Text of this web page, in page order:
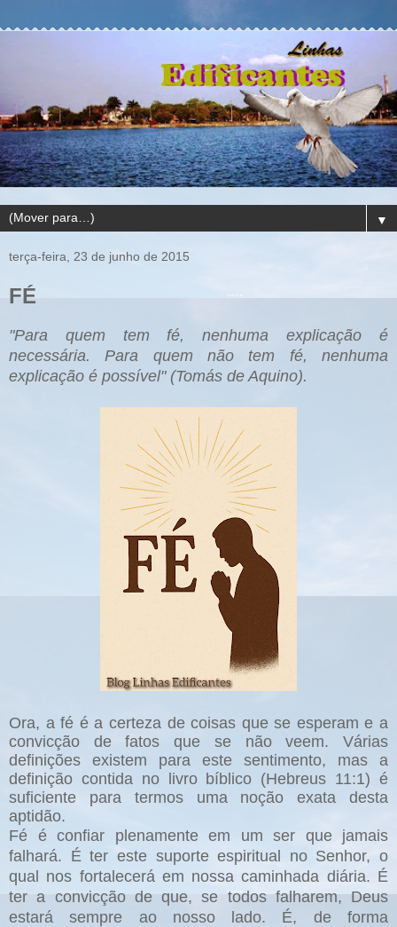
▼
terça-feira, 23 de junho de 2015
FÉ
"Para quem tem fé, nenhuma explicação é
necessária. Para quem não tem fé, nenhuma
explicação é possível" (Tomás de Aquino).
Ora, a fé é a certeza de coisas que se esperam e a
convicção de fatos que se não veem. Várias
definições existem para este sentimento, mas a
definição contida no livro bíblico (Hebreus 11:1) é
suficiente para termos uma noção exata desta
aptidão.
Fé é confiar plenamente em um ser que jamais
falhará. É ter este suporte espiritual no Senhor, o
qual nos fortalecerá em nossa caminhada diária. É
ter a convicção de que, se todos falharem, Deus
estará sempre ao nosso lado. É, de forma